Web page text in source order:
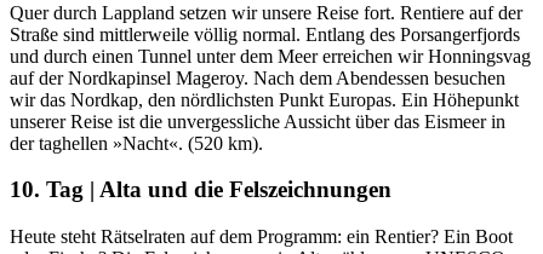
Quer durch Lappland setzen wir unsere Reise fort. Rentiere auf der
Straße sind mittlerweile völlig normal. Entlang des Porsangerfjords
und durch einen Tunnel unter dem Meer erreichen wir Honningsvag
auf der Nordkapinsel Mageroy. Nach dem Abendessen besuchen
wir das Nordkap, den nördlichsten Punkt Europas. Ein Höhepunkt
unserer Reise ist die unvergessliche Aussicht über das Eismeer in
der taghellen »Nacht«. (520 km).
10. Tag | Alta und die Felszeichnungen
Heute steht Rätselraten auf dem Programm: ein Rentier? Ein Boot